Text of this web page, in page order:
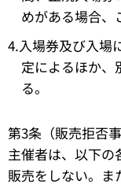
めがある場合、
4.入場券及び入場
定によるほか、
る。
第3条（販売拒否事
主催者は、以下の
販売をしない。ま